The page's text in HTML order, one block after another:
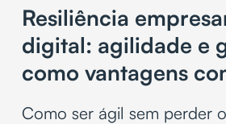
Resiliência
digital: agilidade e
como vantagens
Como ser ágil sem perder